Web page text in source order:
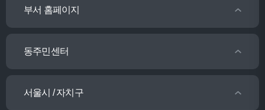
부서 홈페이지
동주민센터
서울시 / 자치구